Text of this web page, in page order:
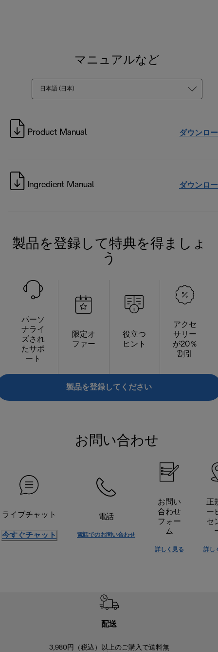
マニュアルなど
日本語 (日本)
Product Manual ダウンロ
Ingredient Manual ダウンロ
製品を登録して特典を得ましょ
う
パーソ
ナライ
ズされ
たサポ
ート
限定オ
ファー
役立つ
ヒント
アクセ
サリー
が20％
割引
製品を登録してください
お問い合わせ
ライブチャット
今すぐチャット
電話
電話でのお問い合わせ
お問い
合わせ
フォー
ム
詳しく見る
正
ー
セ
詳し
配送
3,980円（税込）以上のご購入で送料無